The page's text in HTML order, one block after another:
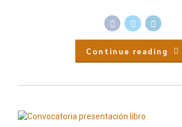
Continue reading